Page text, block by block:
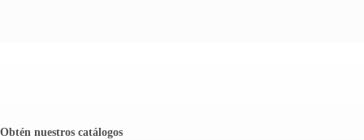
Obtén nuestros catálogos